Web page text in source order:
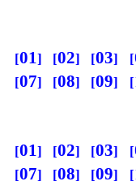
01 02 03
07
08 09
01 02 03
07
08 09